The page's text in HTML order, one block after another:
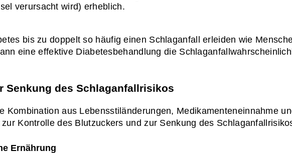
verursacht wird) erheblich.
bis zu doppelt so häufig einen Schlaganfall erleiden wie
eine effektive Diabetesbehandlung die
Senkung des Schlaganfallrisikos
Kombination aus Lebensstiländerungen, Medikamenteneinnahme
Kontrolle des Blutzuckers und zur Senkung des
Ernährung